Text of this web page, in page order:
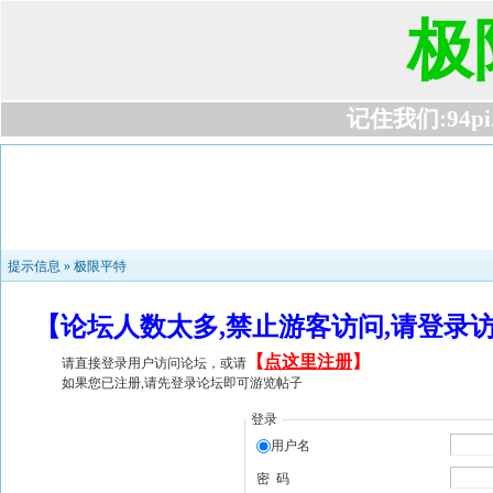
极
记住我们
提示信息 » 极限平特
【论坛人数太多,禁止游客访问,请登
请直接登录用户访问论坛，或请 【 点这里注册】
如果您已注册,请先登录论坛即可游览帖子
登录
用户名
密 码